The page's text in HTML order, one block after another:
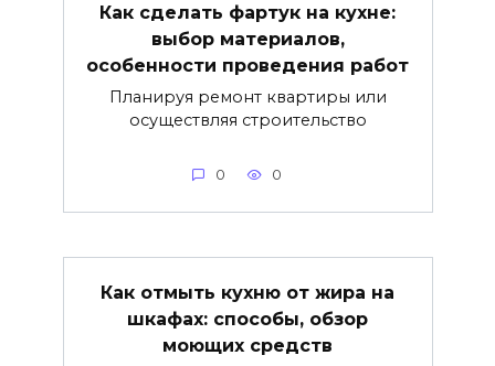
Как сделать фартук на кухне:
выбор материалов,
особенности проведения работ
Планируя ремонт квартиры или
осуществляя строительство
0 0
Как отмыть кухню от жира на
шкафах: способы, обзор
моющих средств